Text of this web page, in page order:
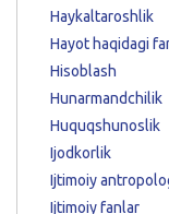
Haykaltaroshlik
Hayot haqidagi
Hisoblash
Hunarmandchilik
Huquqshunoslik
Ijodkorlik
Ijtimoiy
Ijtimoiy fanlar